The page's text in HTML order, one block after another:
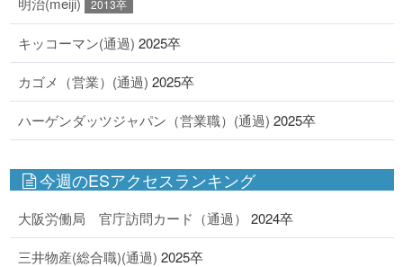
2013卒
キッコーマン(通過) 2025卒
カゴメ（営業）(通過) 2025卒
ハーゲンダッツジャパン（営業職）(通過) 2025卒
今週のESアクセスランキング
大阪労働局 官庁訪問カード（通過） 2024卒
三井物産(総合職)(通過) 2025卒